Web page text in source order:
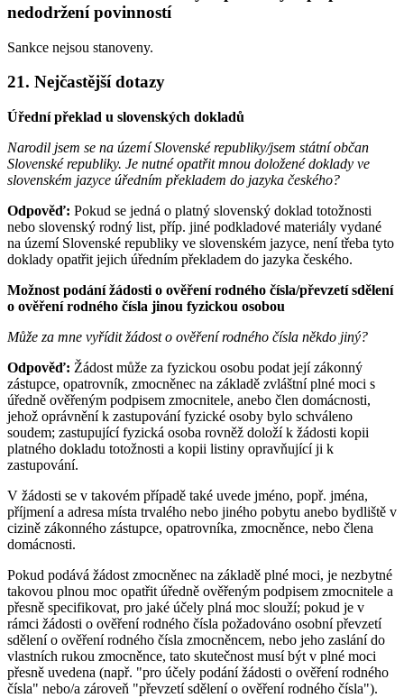
nedodržení povinností
Sankce nejsou stanoveny.
21. Nejčastější dotazy
Úřední překlad u slovenských dokladů
Narodil jsem se na území Slovenské republiky/jsem státní občan
Slovenské republiky. Je nutné opatřit mnou doložené doklady ve
slovenském jazyce úředním překladem do jazyka českého?
Odpověď: Pokud se jedná o platný slovenský doklad totožnosti
nebo slovenský rodný list, příp. jiné podkladové materiály vydané
na území Slovenské republiky ve slovenském jazyce, není třeba tyto
doklady opatřit jejich úředním překladem do jazyka českého.
Možnost podání žádosti o ověření rodného čísla/převzetí sdělení
o ověření rodného čísla jinou fyzickou osobou
Může za mne vyřídit žádost o ověření rodného čísla někdo jiný?
Odpověď: Žádost může za fyzickou osobu podat její zákonný
zástupce, opatrovník, zmocněnec na základě zvláštní plné moci s
úředně ověřeným podpisem zmocnitele, anebo člen domácnosti,
jehož oprávnění k zastupování fyzické osoby bylo schváleno
soudem; zastupující fyzická osoba rovněž doloží k žádosti kopii
platného dokladu totožnosti a kopii listiny opravňující ji k
zastupování.
V žádosti se v takovém případě také uvede jméno, popř. jména,
příjmení a adresa místa trvalého nebo jiného pobytu anebo bydliště v
cizině zákonného zástupce, opatrovníka, zmocněnce, nebo člena
domácnosti.
Pokud podává žádost zmocněnec na základě plné moci, je nezbytné
takovou plnou moc opatřit úředně ověřeným podpisem zmocnitele a
přesně specifikovat, pro jaké účely plná moc slouží; pokud je v
rámci žádosti o ověření rodného čísla požadováno osobní převzetí
sdělení o ověření rodného čísla zmocněncem, nebo jeho zaslání do
vlastních rukou zmocněnce, tato skutečnost musí být v plné moci
přesně uvedena (např. "pro účely podání žádosti o ověření rodného
čísla" nebo/a zároveň "převzetí sdělení o ověření rodného čísla").